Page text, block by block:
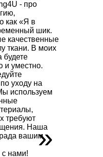
- про
как «Я в
шик.
качественные
ткани. В моих
будете
и уместно.
уходу на
используем
требуют
Наша
вашим
нами!
»